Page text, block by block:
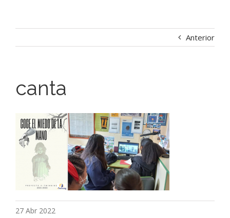
Anterior
canta
27 Abr 2022